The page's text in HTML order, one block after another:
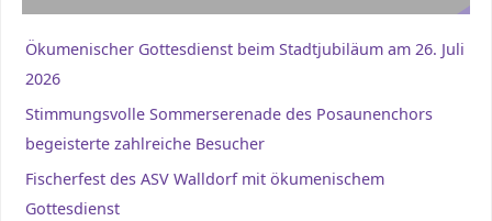
Ökumenischer Gottesdienst beim Stadtjubiläum am 26. Juli
2026
Stimmungsvolle Sommerserenade des Posaunenchors
begeisterte zahlreiche Besucher
Fischerfest des ASV Walldorf mit ökumenischem
Gottesdienst